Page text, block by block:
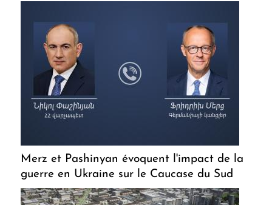
Merz et Pashinyan évoquent l'impact de la
guerre en Ukraine sur le Caucase du Sud